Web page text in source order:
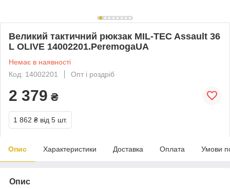
Великий тактичний рюкзак MIL-TEC Assault 36
L OLIVE 14002201.PeremogaUA
Немає в наявності
Код: 14002201
Опт і роздріб
2 379 ₴
1 862 ₴ від 5 шт.
Опис Характеристики Доставка Оплата Умови
Опис